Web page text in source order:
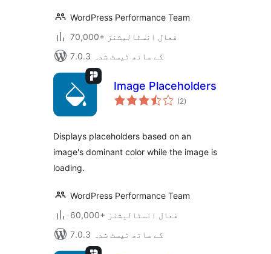
WordPress Performance Team
70,000+ فعال انسٹالیشنز
7.0.3 کے ساتھ ٹیسٹ شدہ
Image Placeholders
(2مجموعی
درجہ
)
Displays placeholders based on an
image's dominant color while the image is
loading.
WordPress Performance Team
60,000+ فعال انسٹالیشنز
7.0.3 کے ساتھ ٹیسٹ شدہ